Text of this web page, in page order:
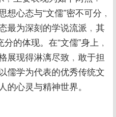
心态与“文儒”密不可分﹐
最为深刻的学说流派﹐其
的体现。在“文儒”身上﹐
展现得淋漓尽致﹐敢于担
儒学为代表的优秀传统文
的心灵与精神世界。